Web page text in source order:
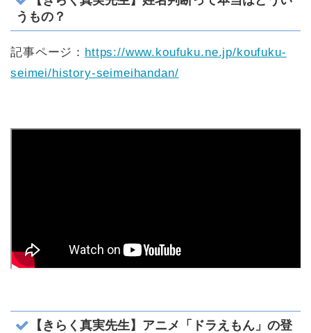
うもの？
記事ページ： https://www.koufuku.ne.jp/koufuku-
seimei/history-seimeihandan/
【きらく真実先生】アニメ「ドラえもん」の登